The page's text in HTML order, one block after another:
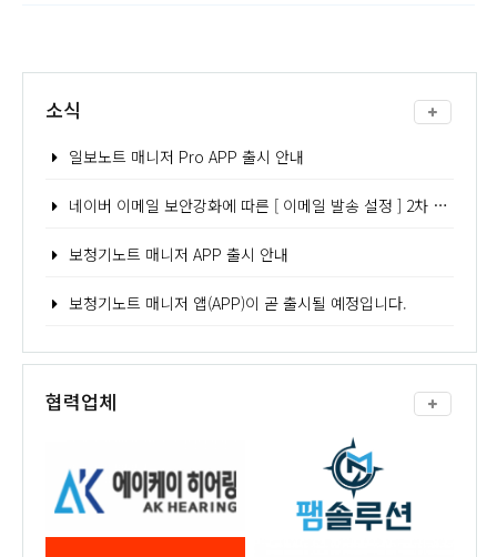
소식
일보노트 매니저 Pro APP 출시 안내
네이버 이메일 보안강화에 따른 [ 이메일 발송 설정 ] 2차 인증 - 어플리케이션 비밀번호 발급 방법 안내
보청기노트 매니저 APP 출시 안내
보청기노트 매니저 앱(APP)이 곧 출시될 예정입니다.
협력업체